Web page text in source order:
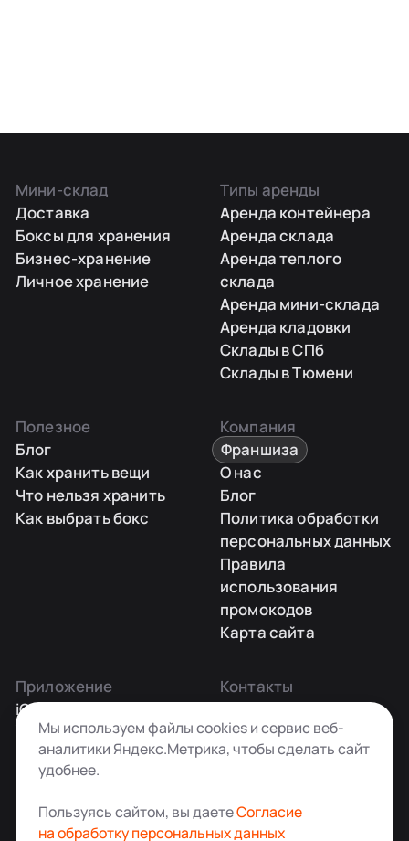
Мини-склад
Доставка
Боксы для хранения
Бизнес-хранение
Личное хранение
Типы аренды
Аренда контейнера
Аренда склада
Аренда теплого
склада
Аренда мини-склада
Аренда кладовки
Склады в СПб
Склады в Тюмени
Полезное
Блог
Как хранить вещи
Что нельзя хранить
Как выбрать бокс
Компания
Франшиза
О нас
Блог
Политика обработки
персональных данных
Правила
использования
промокодов
Карта сайта
Приложение
iOS
Android
Контакты
Заказать звонок
+7 495 181-55-45
info@kladovkin.ru
Мы используем файлы cookies и сервис веб-
аналитики Яндекс.Метрика, чтобы сделать сайт
удобнее.
Пользуясь сайтом, вы даетеСогласие
на обработку персональных данных